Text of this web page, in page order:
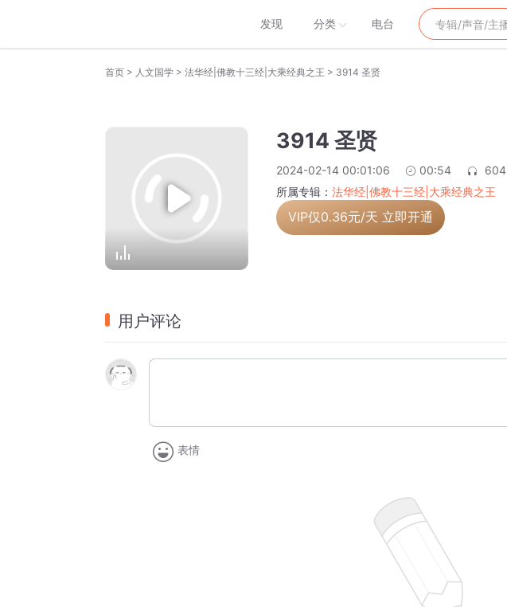
发现 分类 电台
首页 > 人文国学 > 法华经|佛教十三经|大乘经典之王 > 3914 圣贤
3914 圣贤
2024-02-14 00:01:06 00:54
604
所属专辑： 法华经|佛教十三经|大乘经典之王
VIP仅0.36元/天 立即开通
用户评论
表情